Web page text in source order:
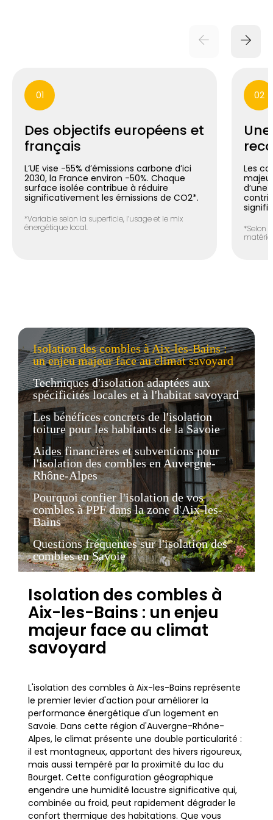
01
Des objectifs européens et
français
L’UE vise -55% d’émissions carbone d’ici
2030, la France environ -50%. Chaque
surface isolée contribue à réduire
significativement les émissions de CO2*.
*Variable selon la superficie, l’usage et le mix
énergétique local.
02
Les
d’une
*Selon
Isolation des combles à Aix-les-Bains :
un enjeu majeur face au climat savoyard
Techniques d'isolation adaptées aux
spécificités locales et à l'habitat savoyard
Les bénéfices concrets de l'isolation
toiture pour les habitants de la Savoie
Aides financières et subventions pour
l'isolation des combles en Auvergne-
Rhône-Alpes
Pourquoi confier l'isolation de vos
combles à PPF dans la zone d'Aix-les-
Bains
Questions fréquentes sur l'isolation des
combles en Savoie
Isolation des combles à
Aix-les-Bains : un enjeu
majeur face au climat
savoyard
L'isolation des combles à Aix-les-Bains représente
le premier levier d'action pour améliorer la
performance énergétique d'un logement en
Savoie. Dans cette région d'Auvergne-Rhône-
Alpes, le climat présente une double particularité :
il est montagneux, apportant des hivers rigoureux,
mais aussi tempéré par la proximité du lac du
Bourget. Cette configuration géographique
engendre une humidité lacustre significative qui,
combinée au froid, peut rapidement dégrader le
confort thermique des habitations. Que vous